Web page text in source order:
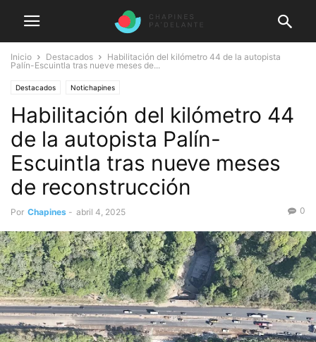
Inicio Destacados
Habilitación del kilómetro 44 de la autopista
Palín-Escuintla tras nueve meses de...
Destacados Notichapines
Habilitación del kilómetro 44
de la autopista Palín-
Escuintla tras nueve meses
de reconstrucción
Por Chapines - abril 4, 2025 0